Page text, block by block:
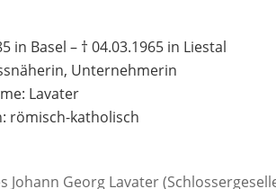
in Basel – † 04.03.1965 in Liestal
Unternehmerin
Lavater
römisch-katholisch
Johann Georg Lavater